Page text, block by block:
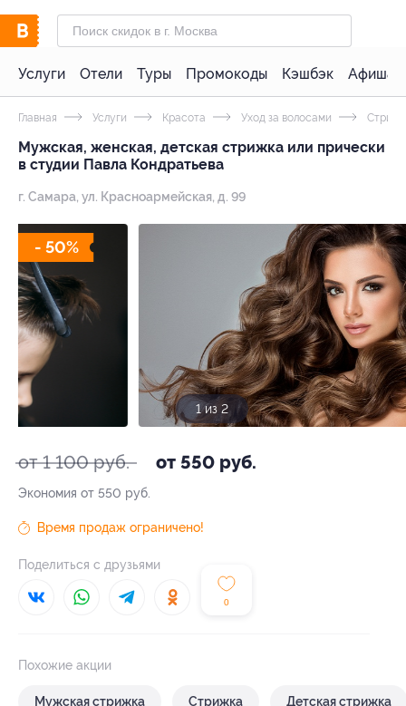
Услуги Отели Туры Промокоды Кэшбэк Афиша
Главная Услуги Красота Уход за волосами
Мужская, женская, детская стрижка или прически
в студии Павла Кондратьева
г. Самара, ул. Красноармейская, д. 99
- 50%
1 из 2
от 1 100 руб. от 550 руб.
Экономия от 550 руб.
0
Время продаж ограничено!
Поделиться с друзьями
Похожие акции
Мужская стрижка Стрижка Детская стрижка